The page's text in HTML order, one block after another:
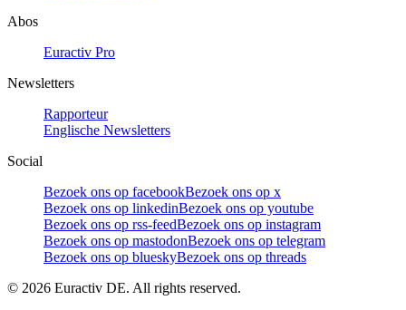
Abos
Euractiv Pro
Newsletters
Rapporteur
Englische Newsletters
Social
Bezoek ons op facebookBezoek ons op x
Bezoek ons op linkedinBezoek ons op youtube
Bezoek ons op rss-feedBezoek ons op instagram
Bezoek ons op mastodonBezoek ons op telegram
Bezoek ons op blueskyBezoek ons op threads
© 2026 Euractiv DE. All rights reserved.